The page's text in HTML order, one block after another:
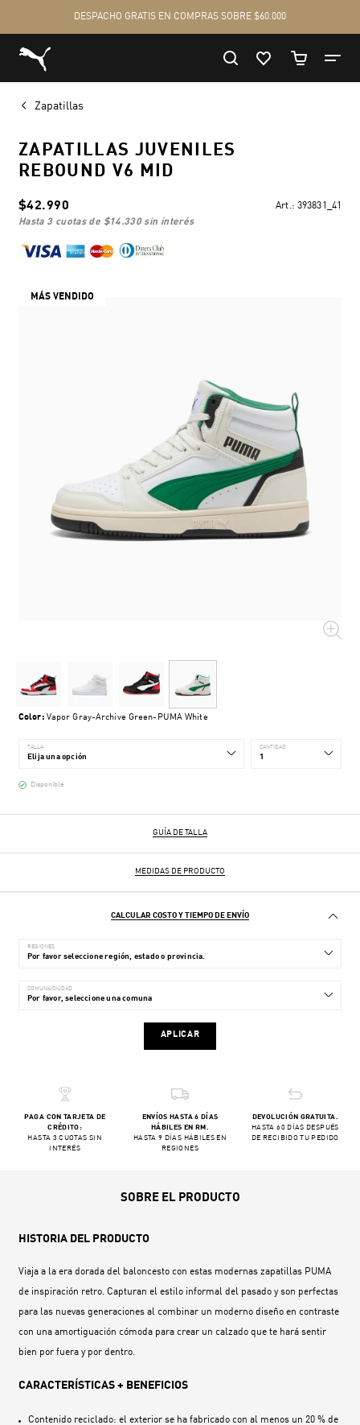
Zapatillas
ZAPATILLAS JUVENILES
REBOUND V6 MID
$42.990 Art.: 393831_41
hasta 3 cuotas de $14.330sin interés
MÁS VENDIDO
Color: Vapor Gray-Archive Green-PUMA White
TALLA CANTIDAD
Disponible
GUÍA DE TALLA
MEDIDAS DE PRODUCTO
CALCULAR COSTO Y TIEMPO DE ENVÍO
REGIONES
COMUNA/CIUDAD
APLICAR
PAGA CON TARJETA DE
CRÉDITO:
HASTA 3 CUOTAS SIN
INTERÉS
ENVÍOS HASTA 6 DÍAS
HÁBILES EN RM.
HASTA 9 DÍAS HÁBILES EN
REGIONES
DEVOLUCIÓN GRATUITA.
HASTA 60 DÍAS DESPUÉS
DE RECIBIDO TU PEDIDO
SOBRE EL PRODUCTO
HISTORIA DEL PRODUCTO
Viaja a la era dorada del baloncesto con estas modernas zapatillas PUMA
de inspiración retro. Capturan el estilo informal del pasado y son perfectas
para las nuevas generaciones al combinar un moderno diseño en contraste
con una amortiguación cómoda para crear un calzado que te hará sentir
bien por fuera y por dentro.
CARACTERÍSTICAS + BENEFICIOS
Contenido reciclado: el exterior se ha fabricado con al menos un 20 % de